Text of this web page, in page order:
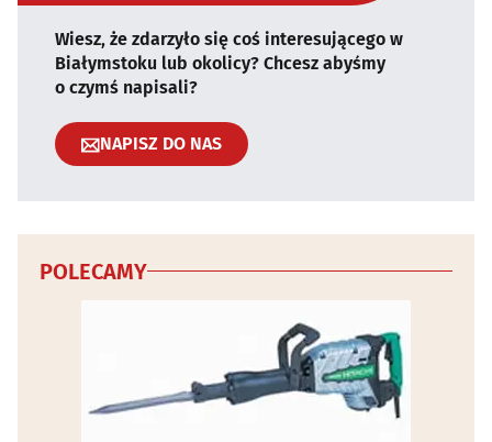
Wiesz, że zdarzyło się coś interesującego w
Białymstoku lub okolicy? Chcesz abyśmy
o czymś napisali?
NAPISZ DO NAS
POLECAMY